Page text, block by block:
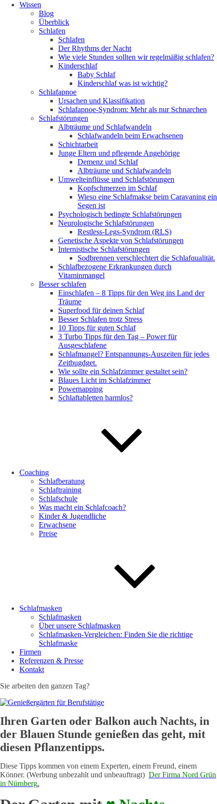
Wissen
Blog
Überblick
Schlafen
Schlafen
Der Rhythms der Nacht
Wie viele Stunden sollten wir regelmäßig schlafen?
Kinderschlaf
Baby Schlaf
Kinderschlaf was ist wichtig?
Schlafapnoe
Ursachen und Klassifikation
Schlafapnoe-Syndrom: Mehr als nur Schnarchen
Schlafstörungen
Albträume und Schlafwandeln
Schlafwandeln beim Erwachsenen
Schichtarbeit
Junge Eltern und pflegende Angehörige
Demenz und Schlaf
Albträume und Schlafwandeln
Umwelteinflüsse und Schlafstörungen
Kopfschmerzen im Schlaf
Wieso eine Schlafmakse beim Caravaning ein
Segen ist
Psychologisch bedingte Schlafstörungen
Neurologische Schlafstörungen
Restless-Legs-Syndrom (RLS)
Genetische Aspekte von Schlafstörungen
Internistische Schlafstörungen
Sodbrennen verschlechtert die Schlafqualität.
Schlafbezogene Erkrankungen durch
Vitaminmangel
Besser schlafen
Einschlafen – 8 Tipps für den Weg ins Land der
Träume
Superfood für deinen Schlaf
Besser Schlafen trotz Stress
10 Tipps für guten Schlaf
3 Turbo Tipps für den Tag – Power für
Ausgeschlafene
Schlafmangel? Entspannungs-Auszeiten für jedes
Zeitbugdget.
Wie sollte ein Schlafzimmer gestaltet sein?
Blaues Licht im Schlafzimmer
Powernapping
Schlaftabletten harmlos?
Coaching
Schlafberatung
Schlaftraining
Schlafschule
Was macht ein Schlafcoach?
Kinder & Jugendliche
Erwachsene
Preise
Schlafmasken
Schlafmasken
Über unsere Schlafmasken
Schlafmasken-Vergleichen: Finden Sie die richtige
Schlafmaske
Firmen
Referenzen & Presse
Kontakt
Sie arbeiten den ganzen Tag?
Ihren Garten oder Balkon auch Nachts, in
der Blauen Stunde genießen das geht, mit
diesen Pflanzentipps.
Diese Tipps kommen von einem Experten, einem Freund, einem
Könner. (Werbung unbezahlt und unbeauftragt) Der Firma Nord Grün
in Nürnberg.